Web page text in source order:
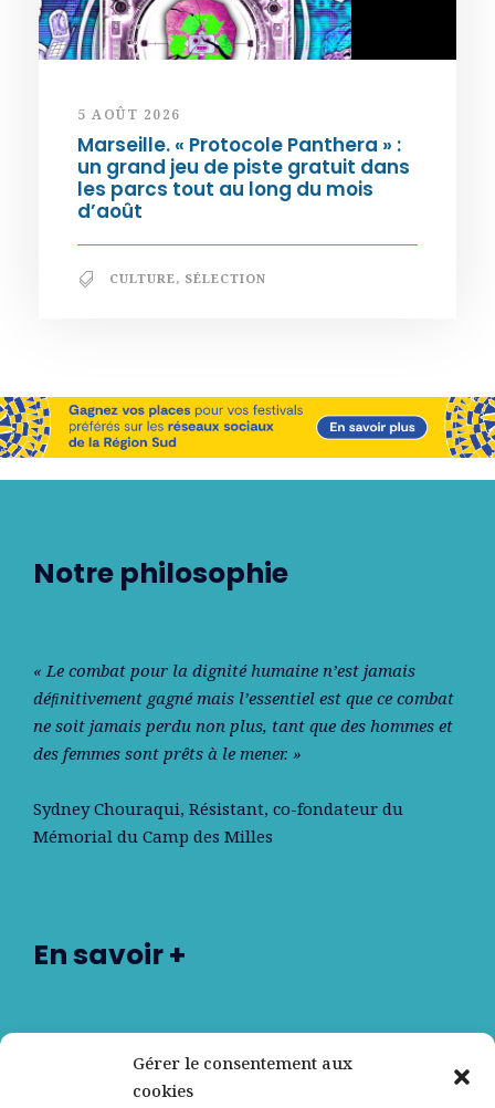
Gérer le consentement aux
cookies
5 AOÛT 2026
Marseille. « Protocole Panthera » :
un grand jeu de piste gratuit dans
les parcs tout au long du mois
d’août
CULTURE, SÉLECTION
Notre philosophie
« Le combat pour la dignité humaine n’est jamais
déﬁnitivement gagné mais l’essentiel est que ce combat
ne soit jamais perdu non plus, tant que des hommes et
des femmes sont prêts à le mener. »
Sydney Chouraqui, Résistant, co-fondateur du
Mémorial du Camp des Milles
En savoir +